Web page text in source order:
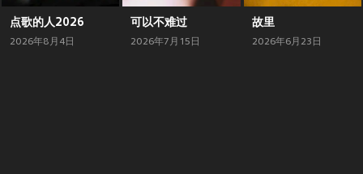
点歌的人2026
2026年8月4日
可以不难过
2026年7月15日
故里
2026年6月23日